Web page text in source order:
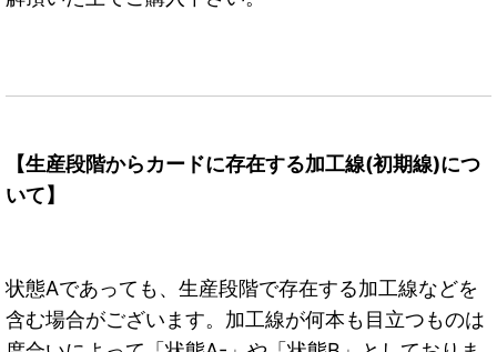
【生産段階からカードに存在する加工線(初期線)につ
いて】
状態Aであっても、生産段階で存在する加工線などを
含む場合がございます。加工線が何本も目立つものは